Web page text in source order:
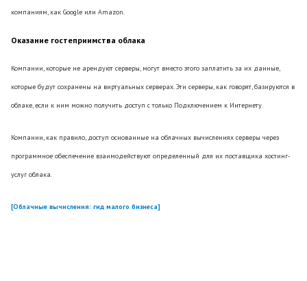
компаниям, как Google или Amazon.
Оказание гостеприимства облака
Компании, которые не арендуют серверы, могут вместо этого заплатить за их данные,
которые будут сохранены на виртуальных серверах. Эти серверы, как говорят, базируются в
облаке, если к ним можно получить доступ с только Подключением к Интернету.
Компании, как правило, доступ основанные на облачных вычислениях серверы через
программное обеспечение взаимодействуют определенный для их поставщика хостинг-
услуг облака.
[Облачные вычисления: гид малого бизнеса]